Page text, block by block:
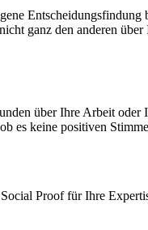
ganz den anderen
über Ihre Arbeit oder
es keine positiven
Proof für Ihre